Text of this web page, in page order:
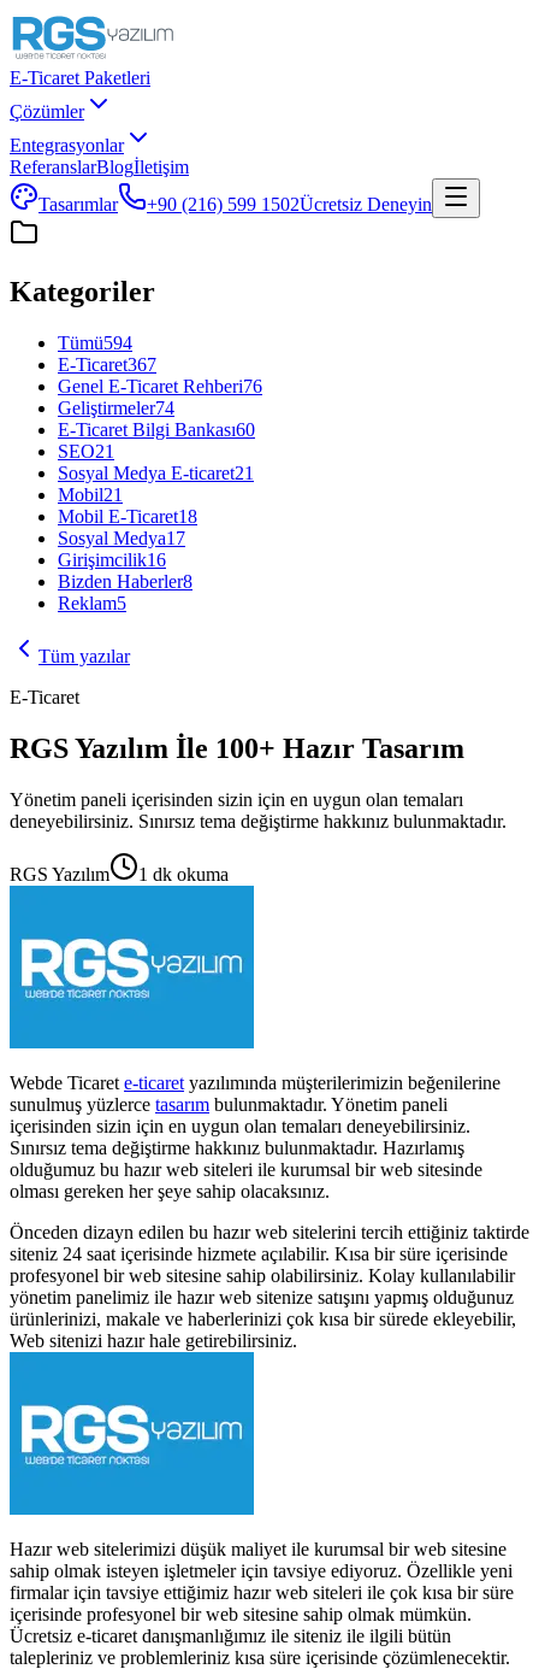
E-Ticaret Paketleri
Çözümler
Entegrasyonlar
ReferanslarBlogİletişim
Tasarımlar
+90 (216) 599 1502Ücretsiz Deneyin
Kategoriler
Tümü594
E-Ticaret367
Genel E-Ticaret Rehberi76
Geliştirmeler74
E-Ticaret Bilgi Bankası60
SEO21
Sosyal Medya E-ticaret21
Mobil21
Mobil E-Ticaret18
Sosyal Medya17
Girişimcilik16
Bizden Haberler8
Reklam5
Tüm yazılar
E-Ticaret
RGS Yazılım İle 100+ Hazır Tasarım
Yönetim paneli içerisinden sizin için en uygun olan temaları
deneyebilirsiniz. Sınırsız tema değiştirme hakkınız bulunmaktadır.
RGS Yazılım 1 dk okuma
Webde Ticaret e-ticaret yazılımında müşterilerimizin beğenilerine
sunulmuş yüzlerce tasarım bulunmaktadır. Yönetim paneli
içerisinden sizin için en uygun olan temaları deneyebilirsiniz.
Sınırsız tema değiştirme hakkınız bulunmaktadır. Hazırlamış
olduğumuz bu hazır web siteleri ile kurumsal bir web sitesinde
olması gereken her şeye sahip olacaksınız.
Önceden dizayn edilen bu hazır web sitelerini tercih ettiğiniz taktirde
siteniz 24 saat içerisinde hizmete açılabilir. Kısa bir süre içerisinde
profesyonel bir web sitesine sahip olabilirsiniz. Kolay kullanılabilir
yönetim panelimiz ile hazır web sitenize satışını yapmış olduğunuz
ürünlerinizi, makale ve haberlerinizi çok kısa bir sürede ekleyebilir,
Web sitenizi hazır hale getirebilirsiniz.
Hazır web sitelerimizi düşük maliyet ile kurumsal bir web sitesine
sahip olmak isteyen işletmeler için tavsiye ediyoruz. Özellikle yeni
firmalar için tavsiye ettiğimiz hazır web siteleri ile çok kısa bir süre
içerisinde profesyonel bir web sitesine sahip olmak mümkün.
Ücretsiz e-ticaret danışmanlığımız ile siteniz ile ilgili bütün
talepleriniz ve problemleriniz kısa süre içerisinde çözümlenecektir.